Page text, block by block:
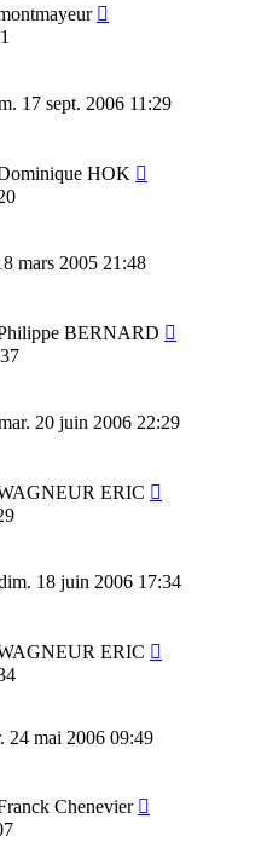
17 sept. 2006 11:29
HOK
mars 2005 21:48
BERNARD
20 juin 2006 22:29
ERIC
18 juin 2006 17:34
ERIC
24 mai 2006 09:49
Chenevier